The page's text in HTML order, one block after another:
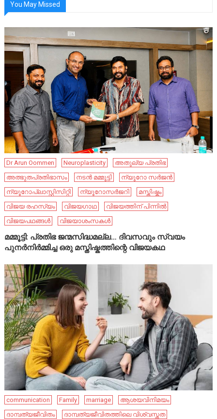
You May Missed
Dr Arun Oommen Neuroplasticity
അതുല്യ പ്രതിഭ
അത്ഭുതപ്രതിഭാസം
നടൻ മമ്മൂട്ടി
ന്യൂറോ സർജൻ
ന്യൂറോപ്ലാസ്റ്റിസിറ്റി
ന്യൂറോസർജറി
മസ്തിഷ്കം
വിജയ രഹസ്യം
വിജയഗാഥ
വിജയത്തിന് പിന്നിൽ
വിജയപഥങ്ങൾ
വിജയാശംസകൾ
മമ്മൂട്ടി: പ്രതിഭ ജന്മസിദ്ധമല്ല… ദിവസവും സ്വയം
പുനർനിർമ്മിച്ച ഒരു മസ്തിഷ്കത്തിന്റെ വിജയകഥ
communication Family marriage
ആശയവിനിമയം
ദാമ്പത്യജീവിതം
ദാമ്പത്യജീവിതത്തിലെ വിശ്വസ്തത